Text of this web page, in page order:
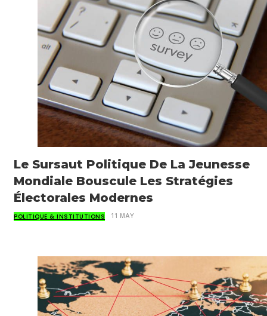
Le Sursaut Politique De La Jeunesse
Mondiale Bouscule Les Stratégies
Électorales Modernes
POLITIQUE & INSTITUTIONS 11 MAY